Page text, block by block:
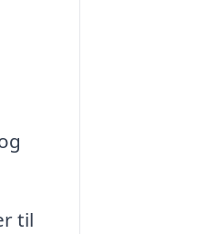
til